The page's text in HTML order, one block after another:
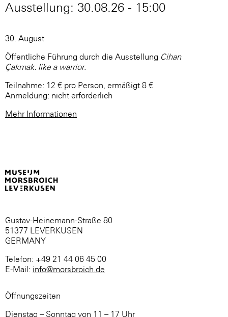
Ausstellung: 30.08.26 - 15:00
30. August
Öffentliche Führung durch die Ausstellung Cihan
Çakmak. like a warrior.
Teilnahme: 12 € pro Person, ermäßigt 8 €
Anmeldung: nicht erforderlich
Mehr Informationen
Gustav-Heinemann-Straße 80
51377 LEVERKUSEN
GERMANY
Telefon: +49 21 44 06 45 00
E-Mail: info@morsbroich.de
Öffnungszeiten
Dienstag – Sonntag von 11 – 17 Uhr